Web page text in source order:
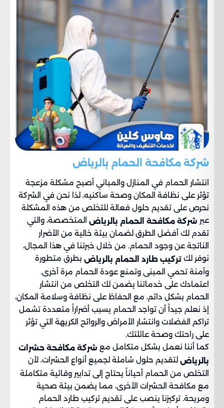
شركة مكافحة الحمام بالرياض
انتشار الحمام في المنازل والمباني أصبح مشكلة مزعجة
تؤثر على نظافة المكان وصحة ساكنيه، لذا نحن في الشركة
نحرص على تقديم حلول فعالة للتخلص من هذه المشكلة
عبر شركة مكافحة الحمام بالرياض المتخصصة، والتي
تقدم لك أفضل الطرق لضمان بيئة خالية من الأضرار
الناتجة عن وجود الحمام. من خلال خبرتنا في هذا المجال،
نوفر لك تركيب طارد الحمام بالرياض بطرق متطورة
وآمنة تحمي المبنى وتمنع عودة الحمام مرة أخرى.
اعتمادك على خدماتنا يضمن لك التخلص من انتشار
الحمام بشكل دائم، مع الحفاظ على نظافة وسلامة المكان،
إذ نعلم جيداً أن تواجد الحمام يسبب أضراراً متعددة تشمل
تراكم الفضلات وانتشار الأمراض والروائح الكريهة التي تؤثر
على راحتك وصحة عائلتك.
كما أننا نعمل بشكل متكامل مع شركة مكافحة حشرات
بالرياض لتقديم حلول شاملة لجميع أنواع الحشرات، لأن
التخلص من الحمام أحياناً يحتاج إلى تدابير وقائية متكاملة
مع مكافحة الحشرات الأخرى، مما يضمن بيئة صحية
ومريحة. تركيزنا ينصب على تقديم تركيب طارد الحمام